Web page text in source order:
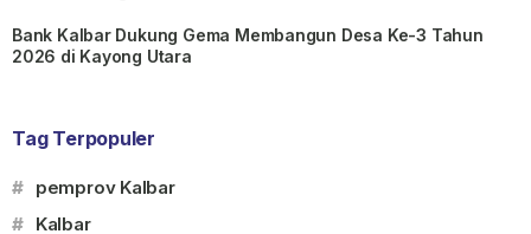
Bank Kalbar Dukung Gema Membangun Desa Ke-3 Tahun
2026 di Kayong Utara
Tag Terpopuler
# pemprov Kalbar
# Kalbar